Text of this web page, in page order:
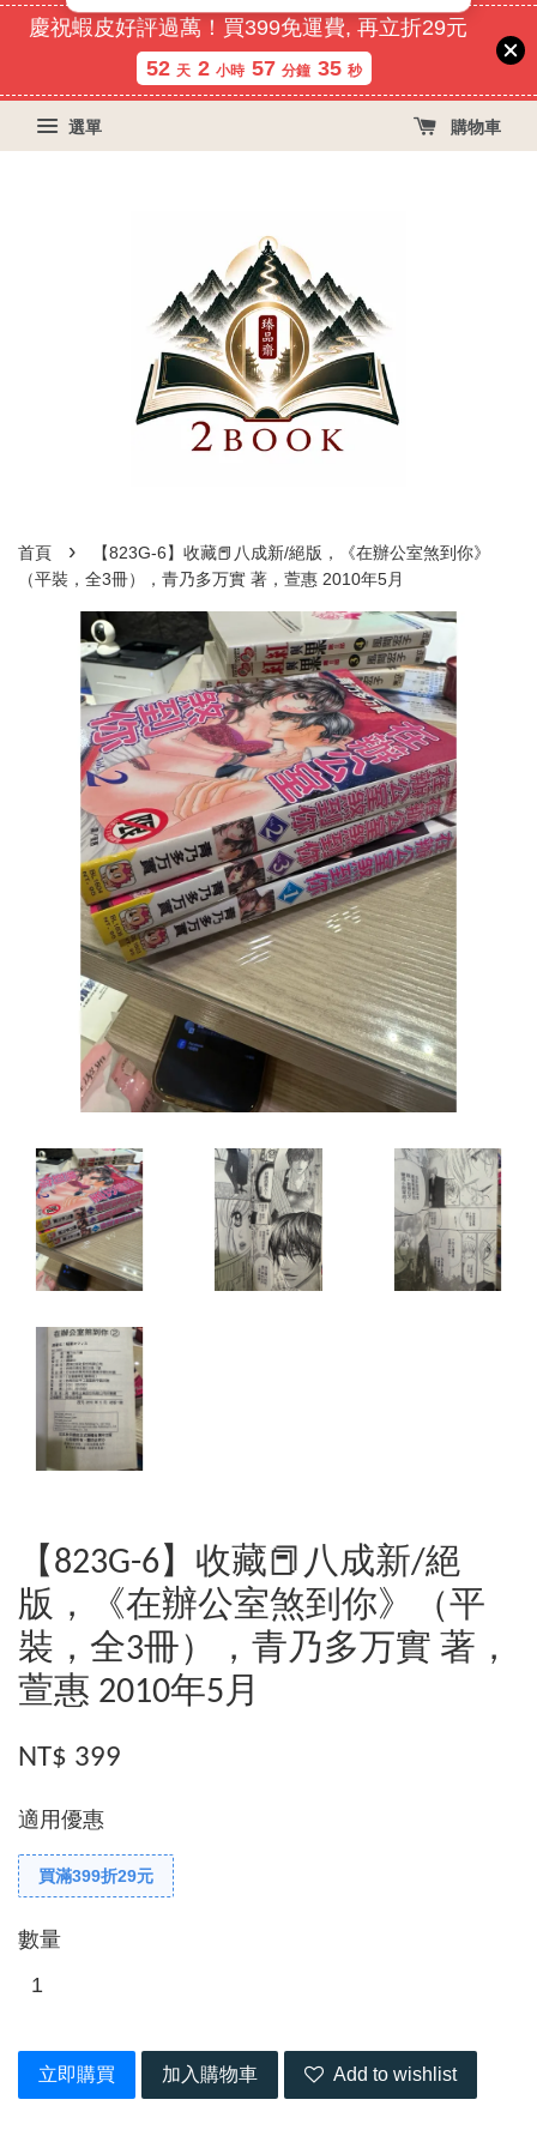
慶祝蝦皮好評過萬！買399免運費, 再立折29元
52 天 2 小時 57 分鐘 35 秒
選單 購物車
首頁 ›
【823G-6】收藏📕八成新/絕版，《在辦公室煞到你》
（平裝，全3冊），青乃多万實 著，萱惠 2010年5月
【823G-6】收藏📕八成新/絕
版，《在辦公室煞到你》（平
裝，全3冊），青乃多万實 著，
萱惠 2010年5月
NT$ 399
適用優惠
買滿399折29元
數量
立即購買 加入購物車 Add to wishlist